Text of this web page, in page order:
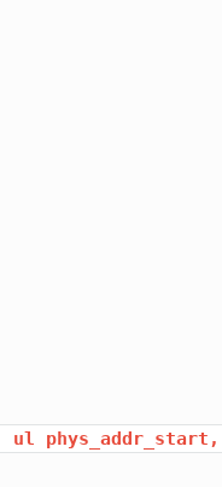
ul phys_addr_start,